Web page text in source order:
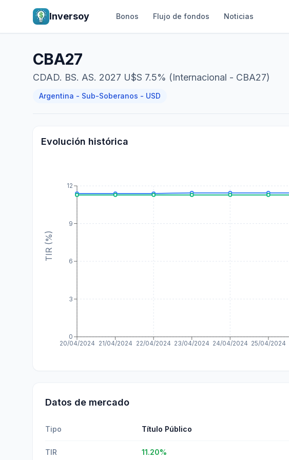
Inversoy Bonos Flujo de fondos Noticias
CBA27
CDAD. BS. AS. 2027 U$S 7.5% (Internacional - CBA27)
Argentina - Sub-Soberanos - USD
Evolución histórica
20/04/2024 21/04/2024 22/04/2024 23/04/2024 24/04/2024 25/04/2024
0
3
6
9
12
TIR (%)
Datos de mercado
Tipo Título Público
TIR 11.20%